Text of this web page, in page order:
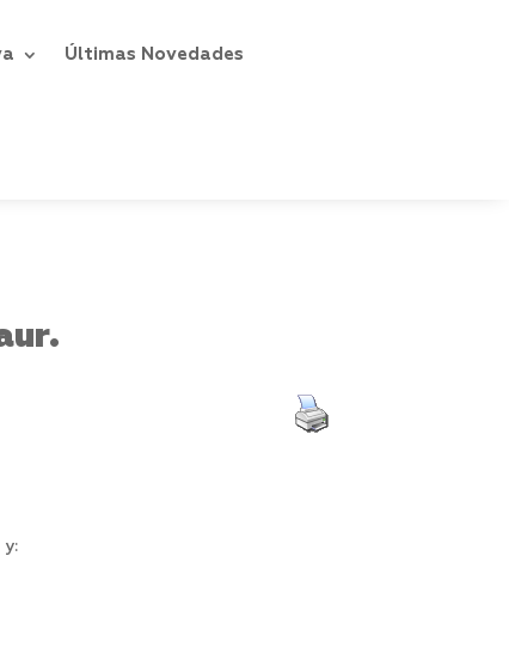
Últimas Novedades
y: